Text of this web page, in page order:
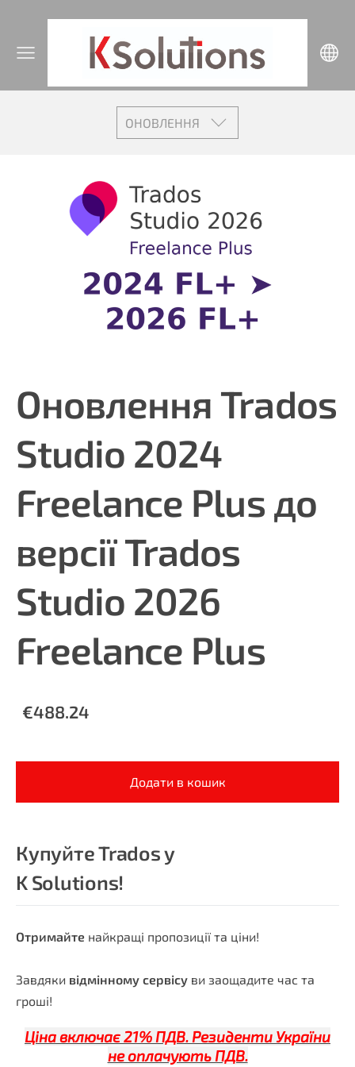
ОНОВЛЕННЯ
Купуйте Trados у
K Solutions!
Отримайте найкращі пропозиції та ціни!
Завдяки відмінному сервісу ви заощадите час та
гроші!
Ціна включає 21% ПДВ. Резиденти України
не оплачують ПДВ.
Оновлення Trados
Studio 2024
Freelance Plus до
версії Trados
Studio 2026
Freelance Plus
€488.24
Додати в кошик